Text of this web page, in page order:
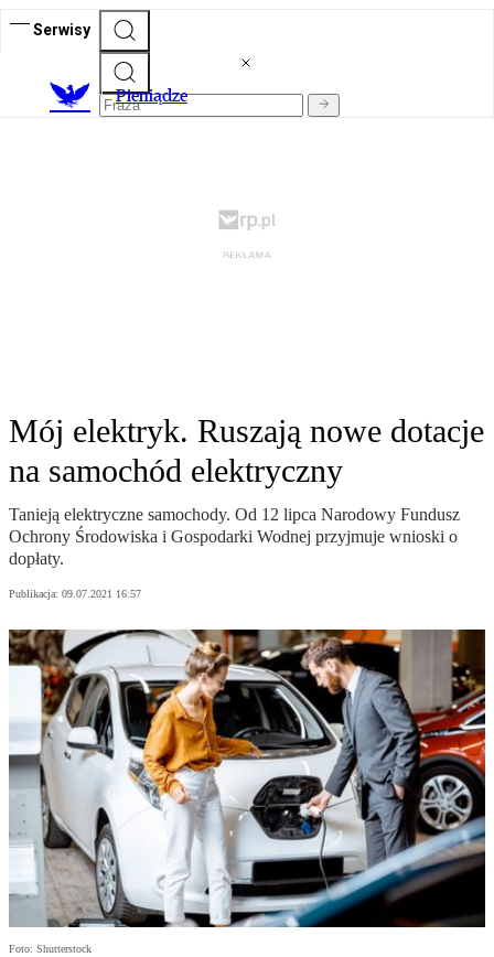
Serwisy
Pieniądze
Mój elektryk. Ruszają nowe dotacje
na samochód elektryczny
Tanieją elektryczne samochody. Od 12 lipca Narodowy Fundusz
Ochrony Środowiska i Gospodarki Wodnej przyjmuje wnioski o
dopłaty.
Publikacja: 09.07.2021 16:57
Foto: Shutterstock